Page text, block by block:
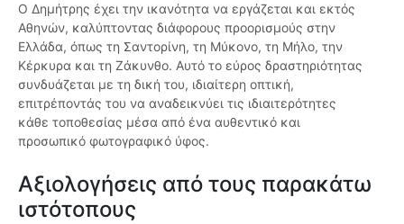
Ο Δημήτρης έχει την ικανότητα να εργάζεται και εκτός
Αθηνών, καλύπτοντας διάφορους προορισμούς στην
Ελλάδα, όπως τη Σαντορίνη, τη Μύκονο, τη Μήλο, την
Κέρκυρα και τη Ζάκυνθο. Αυτό το εύρος δραστηριότητας
συνδυάζεται με τη δική του, ιδιαίτερη οπτική,
επιτρέποντάς του να αναδεικνύει τις ιδιαιτερότητες
κάθε τοποθεσίας μέσα από ένα αυθεντικό και
προσωπικό φωτογραφικό ύφος.
Αξιολογήσεις από τους παρακάτω
ιστότοπους